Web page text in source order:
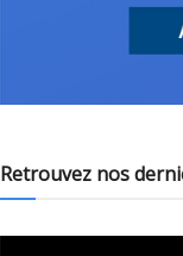
Retrouvez nos